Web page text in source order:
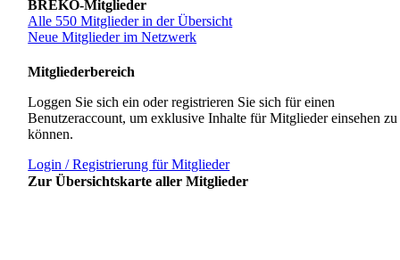
BREKO-Mitglieder
Alle 550 Mitglieder in der Übersicht
Neue Mitglieder im Netzwerk
Mitgliederbereich
Loggen Sie sich ein oder registrieren Sie sich für einen
Benutzeraccount, um exklusive Inhalte für Mitglieder einsehen zu
können.
Login / Registrierung für Mitglieder
Zur Übersichtskarte aller Mitglieder